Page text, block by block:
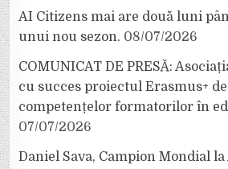
AI Citizens mai are două luni
unui nou sezon. 08/07/2026
COMUNICAT DE PRESĂ:
cu succes proiectul Erasmus+
competențelor formatorilor în
07/07/2026
Daniel Sava, Campion Mondial